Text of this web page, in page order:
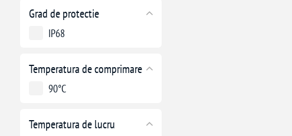
Grad de protectie
IP68
Temperatura de comprimare
90°C
Temperatura de lucru